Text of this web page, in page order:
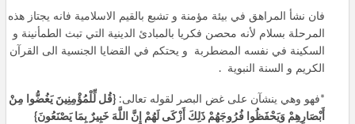
فان نشأ المراهق في بيئة مؤمنة و تشبع بالقيم الاسلامية فانه يجتاز هذه
المرحلة بسلام لأنه محصن فكريا بالمبادئ الدينية التي تبث الطمأنينة و
السكينة في نفسه المضطربة و يحتكم في القضايا الجنسية الى القرآن
الكريم و السنة النبوية .
*فهو وهي ينشآن على غض البصر لقوله تعالى: {قُل لِّلْمُؤْمِنِينَ يَغُضُّوا مِنْ
أَبْصَارِهِمْ وَيَحْفَظُوا فُرُوجَهُمْ ذَلِكَ أَزْكَى لَهُمْ إِنَّ اللَّهَ خَبِيرٌ بِمَا يَصْنَعُونَ}